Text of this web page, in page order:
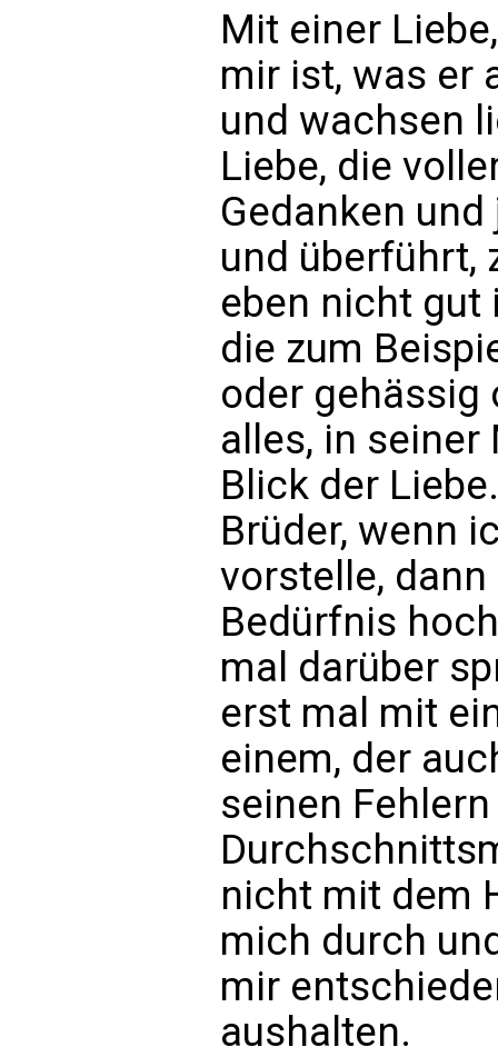
Mit einer
mir ist, was er
und wachsen
Liebe, die
Gedanken
und überführt,
eben nicht gut
die zum
oder gehässig
alles, in
Blick der
Brüder, wenn
vorstelle,
Bedürfnis
mal darüber
erst mal mit
einem, der
seinen
nicht mit dem
mich durch
mir
aushalten.